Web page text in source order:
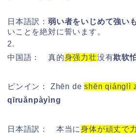
日本語訳： 弱い者をいじめて強い
いことを絶対に誓います。
2.
中国語： 真的身强力壮没有欺软
ピンイン： Zhēn deshēn qiánglì
qīruǎnpàyìng
日本語訳： 本当に身体が頑丈で